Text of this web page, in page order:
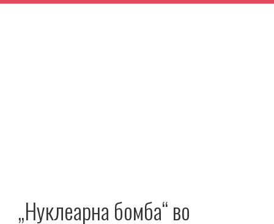
„Нуклеарна бомба“ во